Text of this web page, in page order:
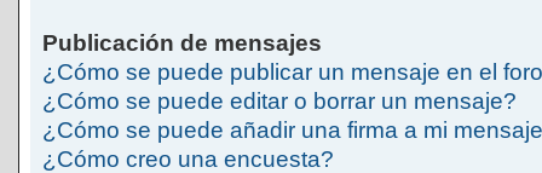
Publicación de mensajes
¿Cómo se puede publicar un mensaje en el
¿Cómo se puede editar o borrar un mensaje?
¿Cómo se puede añadir una firma a mi
¿Cómo creo una encuesta?